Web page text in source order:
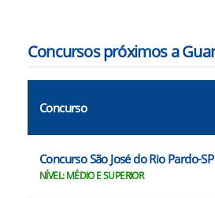
Concursos próximos a
Concurso
Concurso São José do Rio Pardo-
NÍVEL: MÉDIO E SUPERIOR